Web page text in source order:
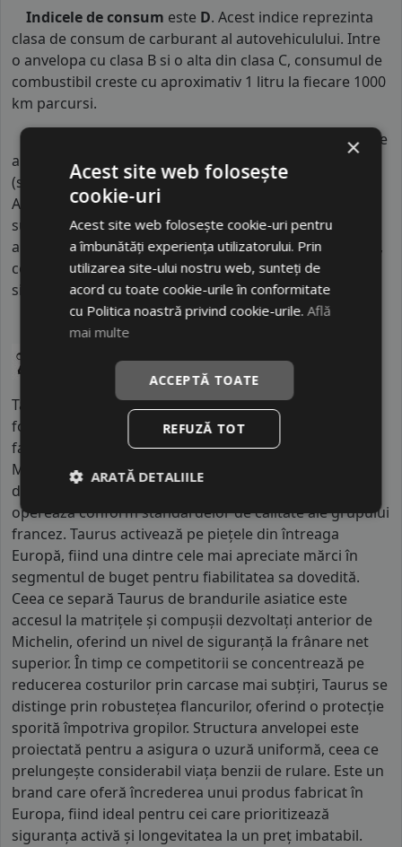
Indicele de consum este D. Acest indice reprezinta
clasa de consum de carburant al autovehiculului. Intre
o anvelopa cu clasa B si o alta din clasa C, consumul de
combustibil creste cu aproximativ 1 litru la fiecare 1000
km parcursi.
. Acest tip de
anvelope va avea o distanta de franare pe carosabil ud
(strat de apa intre 0.5 mm si 1.5 mm) cu 4 anvelope cu
ABS ruland cu 80 km/h, mai mare decat clasele
superioare. Intre o anvelopa din clasa de franare C si
alta din clasa E este o diferenta de aproximativ 9 metri,
contribuind astfel, la o siguranta mai mare a soferului
si participantilor din trafic.
Taurus este un brand cu o istorie europeană vastă,
fondat în Ungaria în urmă cu peste un secol, iar astăzi
face parte din portofoliul de mărci al gigantului
Michelin. Producția se desfășoară în fabrici moderne
din Europa, inclusiv în Serbia, unde mii de angajați
operează conform standardelor de calitate ale grupului
francez. Taurus activează pe piețele din întreaga
Europă, fiind una dintre cele mai apreciate mărci în
segmentul de buget pentru fiabilitatea sa dovedită.
Ceea ce separă Taurus de brandurile asiatice este
accesul la matrițele și compușii dezvoltați anterior de
Michelin, oferind un nivel de siguranță la frânare net
superior. În timp ce competitorii se concentrează pe
reducerea costurilor prin carcase mai subțiri, Taurus se
distinge prin robustețea flancurilor, oferind o protecție
sporită împotriva gropilor. Structura anvelopei este
proiectată pentru a asigura o uzură uniformă, ceea ce
prelungește considerabil viața benzii de rulare. Este un
brand care oferă încrederea unui produs fabricat în
Europa, fiind ideal pentru cei care prioritizează
siguranța activă și longevitatea la un preț imbatabil.
×
Acest site web folosește
cookie-uri
Acest site web folosește cookie-uri pentru
a îmbunătăți experiența utilizatorului. Prin
utilizarea site-ului nostru web, sunteți de
acord cu toate cookie-urile în conformitate
cu Politica noastră privind cookie-urile.Află
mai multe
ACCEPTĂ TOATE
REFUZĂ TOT
ARATĂ DETALIILE